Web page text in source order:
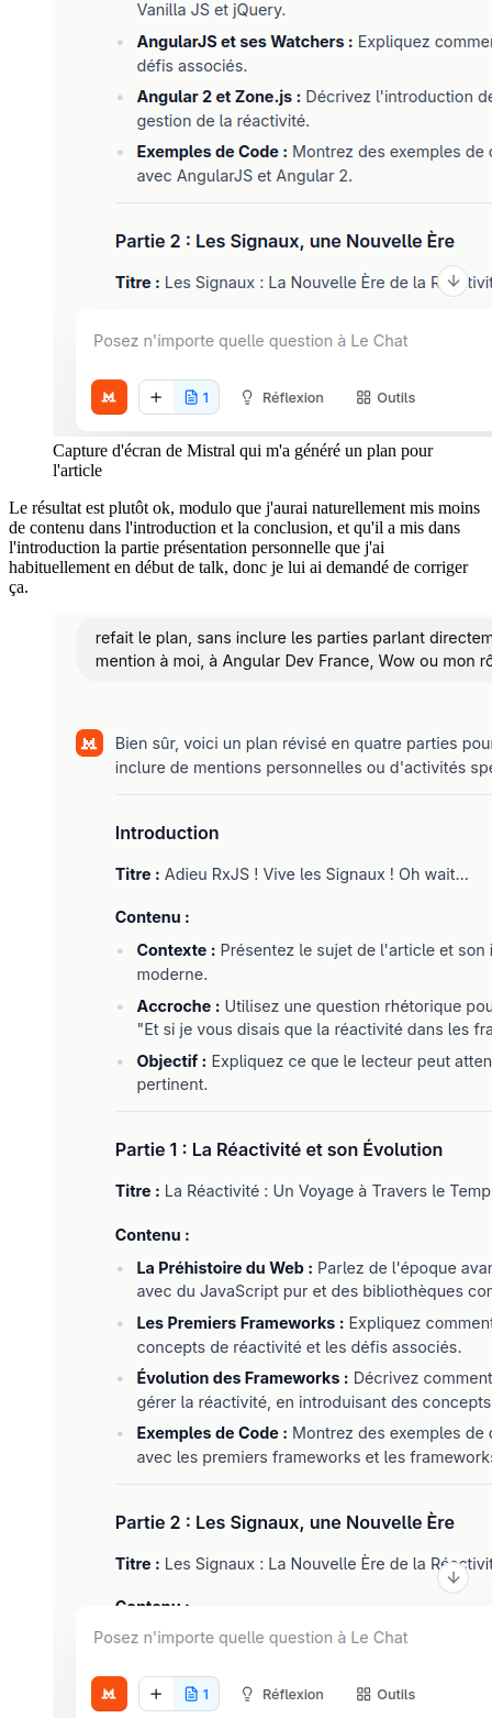
Capture d'écran de Mistral qui m'a généré un plan pour
l'article
Le résultat est plutôt ok, modulo que j'aurai naturellement mis moins
de contenu dans l'introduction et la conclusion, et qu'il a mis dans
l'introduction la partie présentation personnelle que j'ai
habituellement en début de talk, donc je lui ai demandé de corriger
ça.